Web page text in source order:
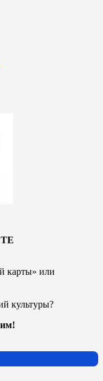
карты» или
культуры?